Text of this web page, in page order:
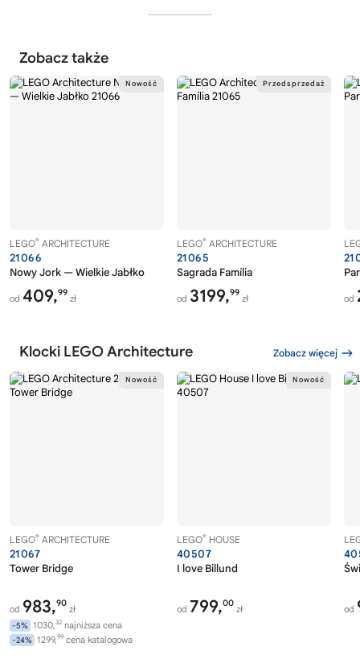
Zobacz także
LEGO® ARCHITECTURE
21066
Nowy Jork — Wielkie Jabłko
od 409,99
zł
LEGO® ARCHITECTURE
21065
Sagrada Família
od 3199,99
zł od
Klocki LEGO Architecture Zobacz więcej
LEGO® ARCHITECTURE
21067
Tower Bridge
od 983,90
zł
-5% 1030,32 najniższa cena
-24% 1299,99 cena katalogowa
LEGO® HOUSE
40507
I love Billund
od 799,00
zł od